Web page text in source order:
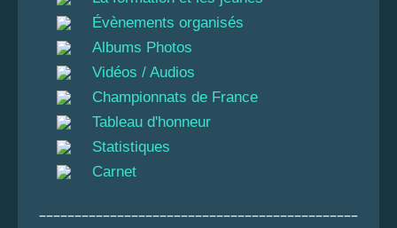
Évènements organisés
Albums Photos
Vidéos / Audios
Championnats de France
Tableau d'honneur
Statistiques
Carnet